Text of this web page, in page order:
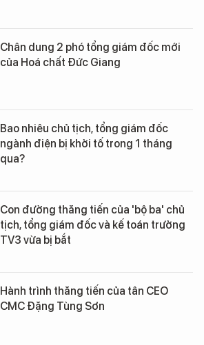
Chân dung 2 phó tổng giám đốc mới
của Hoá chất Đức Giang
Bao nhiêu chủ tịch, tổng giám đốc
ngành điện bị khởi tố trong 1 tháng
qua?
Con đường thăng tiến của 'bộ ba' chủ
tịch, tổng giám đốc và kế toán trưởng
TV3 vừa bị bắt
Hành trình thăng tiến của tân CEO
CMC Đặng Tùng Sơn